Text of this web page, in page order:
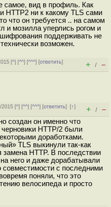
самое, вид в профиль. Как
HTTP2 ни к какому TLS сами
что он требуется .. на самом
и мозилла уперлись рогом и
поддерживать не
возможен.
[^] [^^] [^^^] [ответить]
+ / –
2015 [^] [^^] [^^^] [ответить][↑]
+ / –
создан он именно что
HTTP/2 были
доработками.
TLS выкинули так-как
HTTP. В последствии
него и даже дорабатывали
с последними
поняли, что это
велосипеда и просто